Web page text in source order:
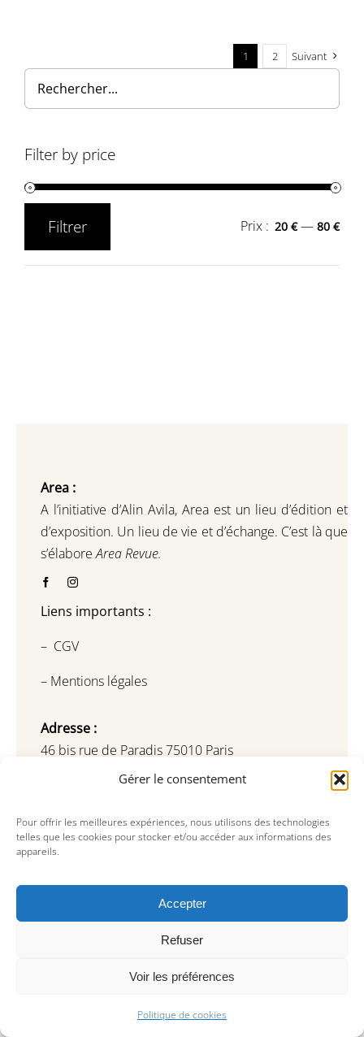
Gérer le consentement
Pour offrir les meilleures expériences, nous utilisons des technologies
telles que les cookies pour stocker et/ou accéder aux informations des
appareils.
Accepter
Refuser
Voir les préférences
Politique de cookies
1 2 Suivant
Filter by price
Filtrer Prix : 20 €—80 €
Area :
A l’initiative d’Alin Avila, Area est un lieu d’édition et
d’exposition. Un lieu de vie et d’échange. C’est là que
s’élaboreArea Revue.
Liens importants :
– CGV
– Mentions légales
Adresse :
46 bis rue de Paradis 75010 Paris
Métro Poissonnières (ligne 7)
Du mercredi au samedi
14H – 19H
ou sur rendez-vous
editions@areaparis.com
Tel : +33(0) 9 81 79 74 73
Inscription à notre newsletter